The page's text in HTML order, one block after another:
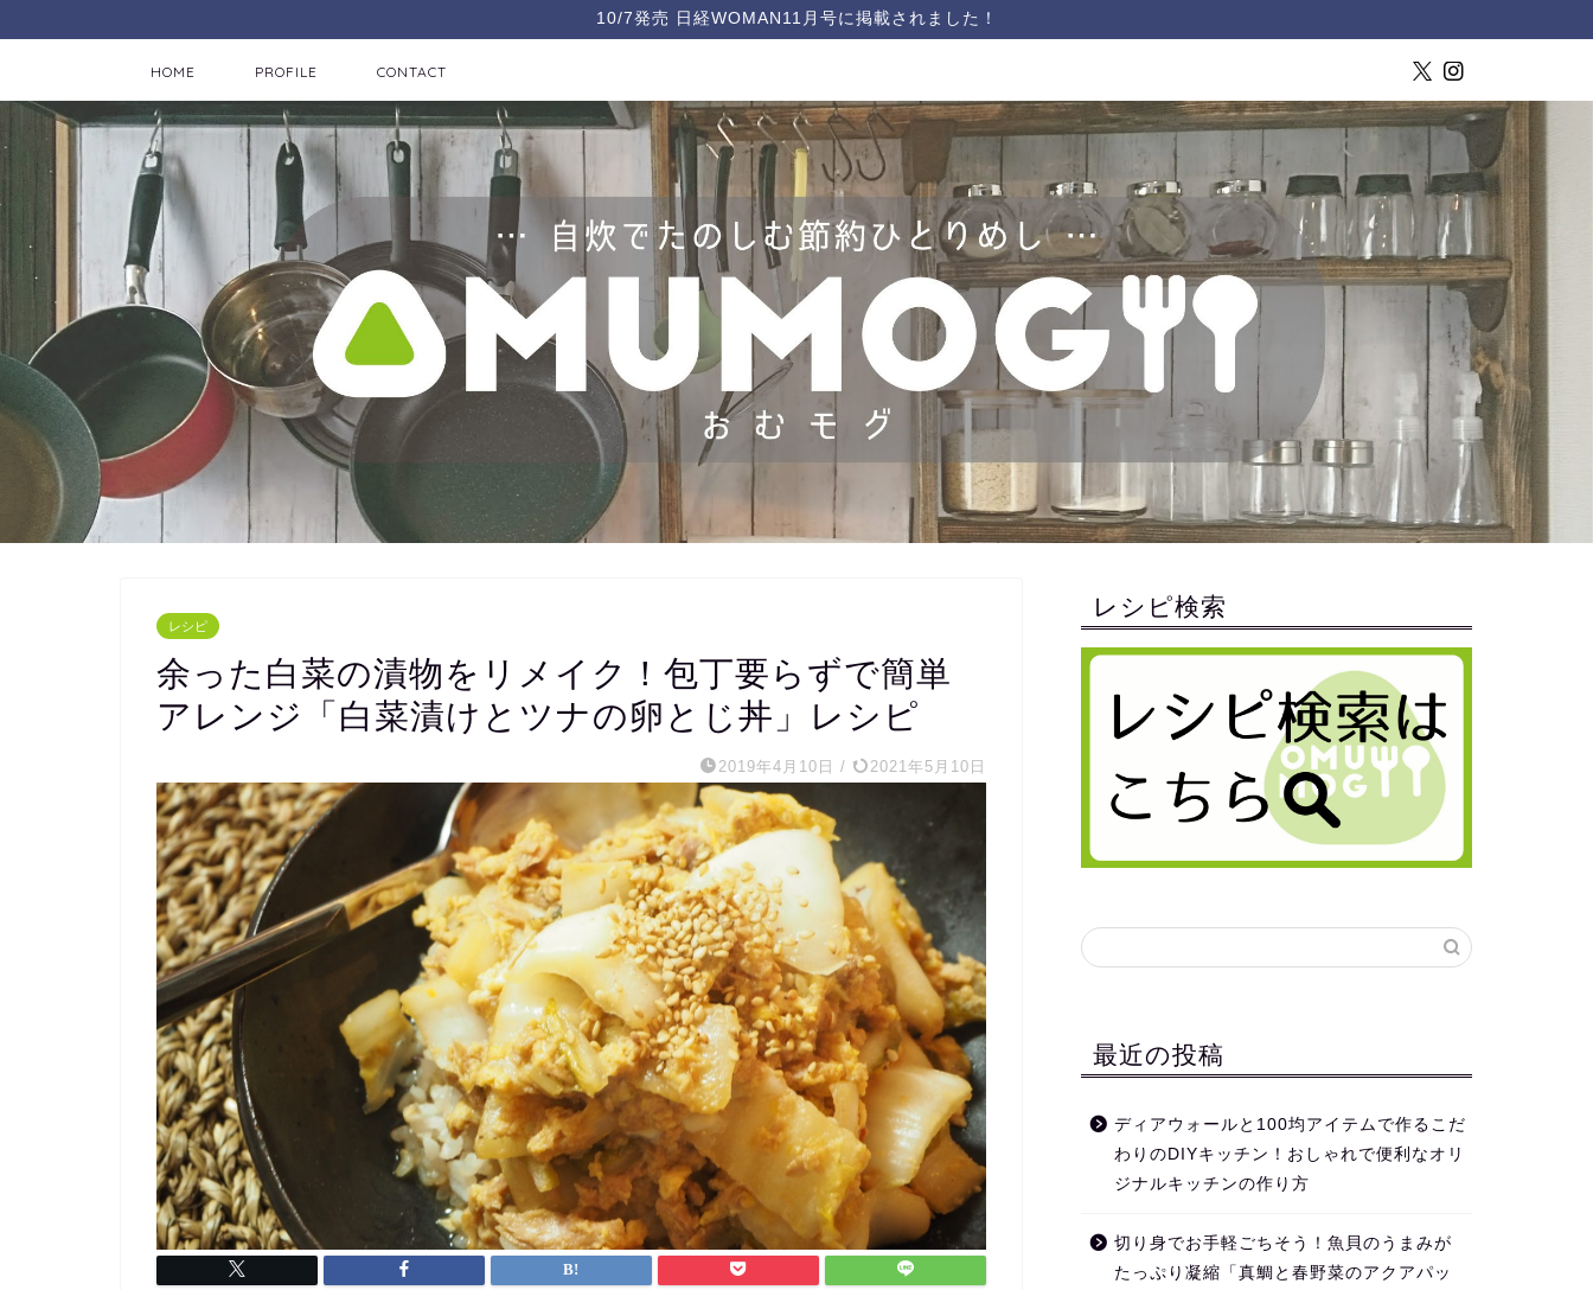
10/7発売 日経WOMAN11月号に掲載されました！
HOME PROFILE CONTACT
レシピ
余った白菜の漬物をリメイク！包丁要らずで簡単
アレンジ「白菜漬けとツナの卵とじ丼」レシピ
2019年4月10日 / 2021年5月10日
レシピ検索
最近の投稿
ディアウォールと100均アイテムで作るこだ
わりのDIYキッチン！おしゃれで便利なオリ
ジナルキッチンの作り方
切り身でお手軽ごちそう！魚貝のうまみが
たっぷり凝縮「真鯛と春野菜のアクアパッ